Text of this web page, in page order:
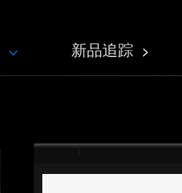
新品追踪